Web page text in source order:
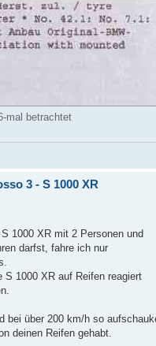
mal betrachtet
3 - S 1000 XR
1000 XR mit 2 Personen und
darfst, fahre ich nur
S 1000 XR auf Reifen reagiert
bei über 200 km/h so
deinen Reifen gehabt.